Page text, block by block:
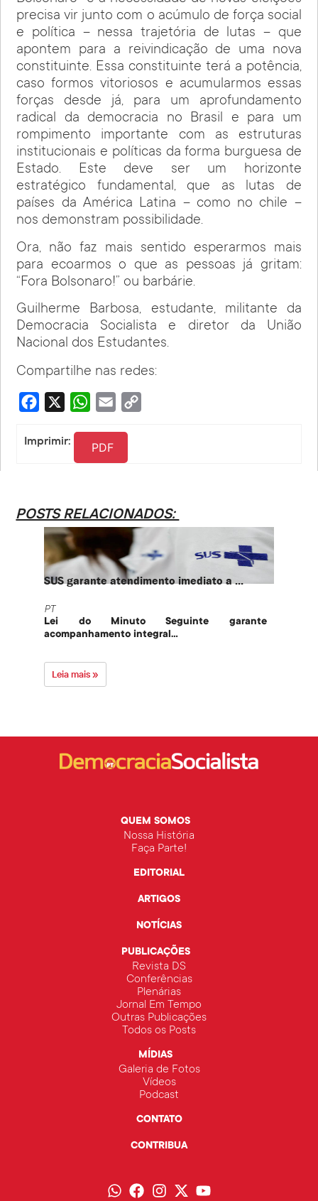
precisa vir junto com o acúmulo de força social
e política – nessa trajetória de lutas – que
apontem para a reivindicação de uma nova
constituinte. Essa constituinte terá a potência,
caso formos vitoriosos e acumularmos essas
forças desde já, para um aprofundamento
radical da democracia no Brasil e para um
rompimento importante com as estruturas
institucionais e políticas da forma burguesa de
Estado. Este deve ser um horizonte
estratégico fundamental, que as lutas de
países da América Latina – como no chile –
nos demonstram possibilidade.
Ora, não faz mais sentido esperarmos mais
para ecoarmos o que as pessoas já gritam:
“Fora Bolsonaro!” ou barbárie.
Guilherme Barbosa, estudante, militante da
Democracia Socialista e diretor da União
Nacional dos Estudantes.
Compartilhe nas redes:
Facebook WhatsApp
Email
Imprimir: PDF
POSTS RELACIONADOS:
SUS garante atendimento imediato a ...
PT
Lei do Minuto Seguinte garante
acompanhamento integral...
Leia mais »
QUEM SOMOS
Nossa História
Faça Parte!
EDITORIAL
ARTIGOS
NOTÍCIAS
PUBLICAÇÕES
Revista DS
Conferências
Plenárias
Jornal Em Tempo
Outras Publicações
Todos os Posts
MÍDIAS
Galeria de Fotos
Vídeos
Podcast
CONTATO
CONTRIBUA